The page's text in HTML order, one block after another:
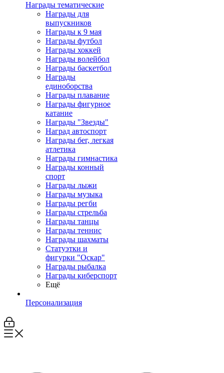
Награды тематические
Награды для
выпускников
Награды к 9 мая
Награды футбол
Награды хоккей
Награды волейбол
Награды баскетбол
Награды
единоборства
Награды плавание
Награды фигурное
катание
Награды "Звезды"
Наград автоспорт
Награды бег, легкая
атлетика
Награды гимнастика
Награды конный
спорт
Награды лыжи
Награды музыка
Награды регби
Награды стрельба
Награды танцы
Награды теннис
Награды шахматы
Статуэтки и
фигурки "Оскар"
Награды рыбалка
Награды киберспорт
Ещё
Персонализация